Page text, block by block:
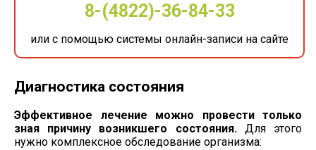
8-(4822)-36-84-33
или с помощью системы онлайн-записи на сайте
Диагностика состояния
Эффективное лечение можно провести только
зная причину возникшего состояния. Для этого
нужно комплексное обследование организма: